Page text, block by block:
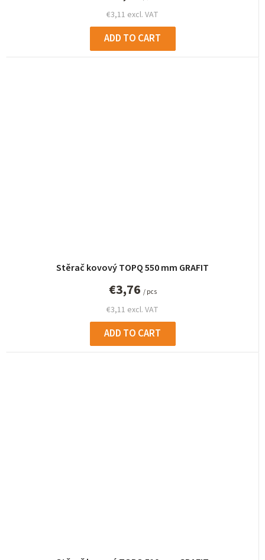
€3,11 excl. VAT
ADD TO CART
Stěrač kovový TOPQ 550 mm GRAFIT
€3,11 excl. VAT
€3,76 / pcs
ADD TO CART